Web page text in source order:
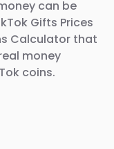
can be
Gifts Prices
Calculator that
money
coins.